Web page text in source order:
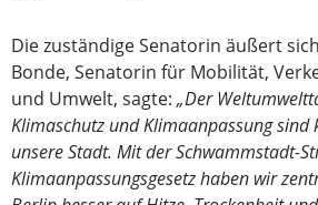
Die zuständige Senatorin äußert
Bonde, Senatorin für Mobilität,
und Umwelt, sagte: „Der
Klimaschutz und Klimaanpassung sind
unsere Stadt. Mit der Schwammstadt-
Klimaanpassungsgesetz haben wir